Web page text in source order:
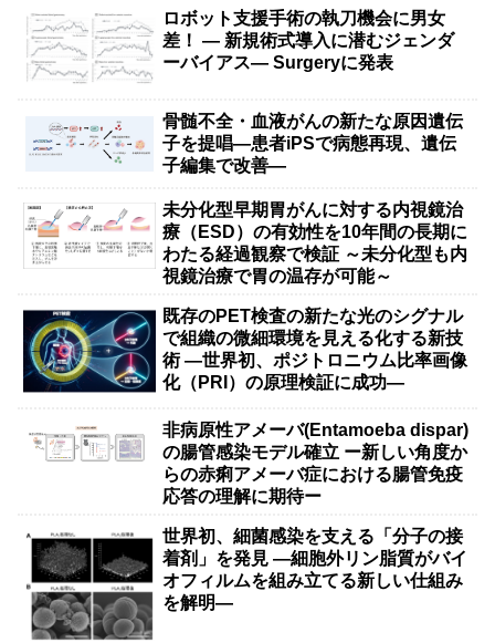
ロボット支援手術の執刀機会に男女
差！ — 新規術式導入に潜むジェンダ
ーバイアス— Surgeryに発表
骨髄不全・血液がんの新たな原因遺伝
子を提唱―患者iPSで病態再現、遺伝
子編集で改善―
未分化型早期胃がんに対する内視鏡治
療（ESD）の有効性を10年間の長期に
わたる経過観察で検証 ～未分化型も内
視鏡治療で胃の温存が可能～
既存のPET検査の新たな光のシグナル
で組織の微細環境を見える化する新技
術 ―世界初、ポジトロニウム比率画像
化（PRI）の原理検証に成功―
非病原性アメーバ(Entamoeba dispar)
の腸管感染モデル確立 ー新しい角度か
らの赤痢アメーバ症における腸管免疫
応答の理解に期待ー
世界初、細菌感染を支える「分子の接
着剤」を発見 ―細胞外リン脂質がバイ
オフィルムを組み立てる新しい仕組み
を解明―